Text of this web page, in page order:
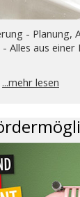
- Planung,
Alles aus einer
...mehr lesen